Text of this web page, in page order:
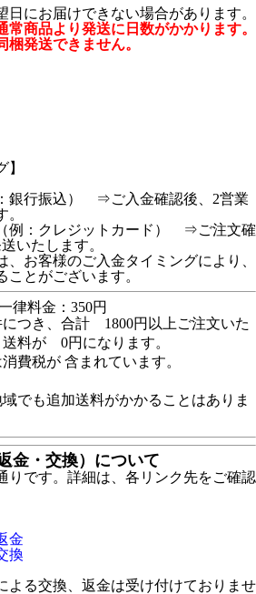
にお届けできない場合があります。
常商品より発送に日数がかかります。
梱発送できません。
】
銀行振込） ⇒ご入金確認後、2営業
例：クレジットカード） ⇒ご注文確
いたします。
お客様のご入金タイミングにより、
とがございます。
律料金：350円
につき、合計 1800円以上ご注文いた
料が 0円になります。
費税が 含まれています。
でも追加送料がかかることはありま
金・交換）について
りです。詳細は、各リンク先をご確認
金
換
よる交換、返金は受け付けておりませ